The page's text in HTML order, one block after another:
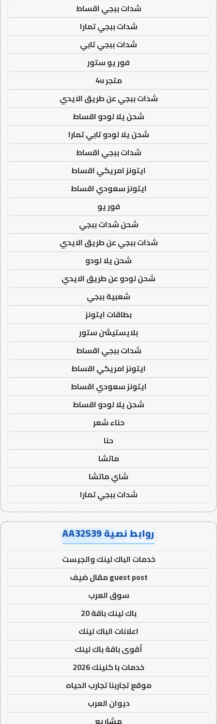
شدات ببجي اقساط
شدات ببجي تمارا
شدات ببجي تابي
فور يو ستور
متجر 4u
شدات ببجي عن طريق الايدي
شحن يلا لودو اقساط
شحن يلا لودو تابي تمارا
شدات ببجي اقساط
ايتونز امريكي اقساط
ايتونز سعودي اقساط
فور يو
شحن شدات ببجي
شدات ببجي عن طريق الايدي
شحن يلا لودو
شحن لودو عن طريق الايدي
شعبية ببجي
بطاقات ايتونز
بلايستيشن ستور
شدات ببجي اقساط
ايتونز امريكي اقساط
ايتونز سعودي اقساط
شحن يلا لودو اقساط
حناء شعر
حنا
ماتشا
شاي ماتشا
شدات ببجي تمارا
روابط نصية AA32539
خدمات الباك لينك والجيست
guest post مقال ضيف
سوق العرب
باك لينك باقة 20
اعلانات الباك لينك
أقوى باقة باك لينك
خدمات با كلينك 2026
موقع تجاربنا تجارب الحياه
ديوان العرب